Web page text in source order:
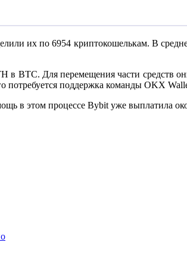
их по 6954 криптокошелькам. В
в BTC. Для перемещения части средств
потребуется поддержка команды OKX
в этом процессе Bybit уже выплатила